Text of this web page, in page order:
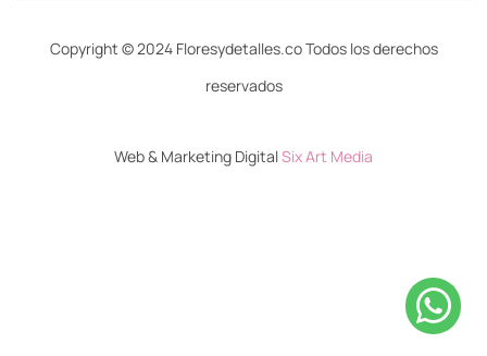
Copyright © 2024 Floresydetalles.co Todos los derechos
reservados
Web & Marketing DigitalSix Art Media